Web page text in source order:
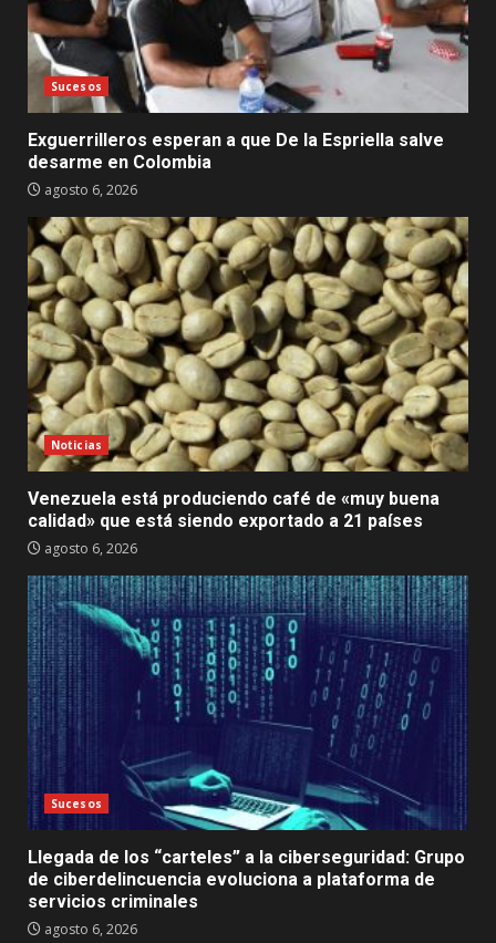
Sucesos
Exguerrilleros esperan a que De la Espriella salve
desarme en Colombia
agosto 6, 2026
Noticias
Venezuela está produciendo café de «muy buena
calidad» que está siendo exportado a 21 países
agosto 6, 2026
Sucesos
Llegada de los “carteles” a la ciberseguridad: Grupo
de ciberdelincuencia evoluciona a plataforma de
servicios criminales
agosto 6, 2026